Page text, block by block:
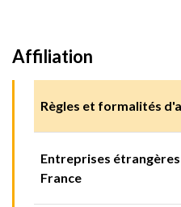
Affiliation
Règles et formalités
Entreprises
France